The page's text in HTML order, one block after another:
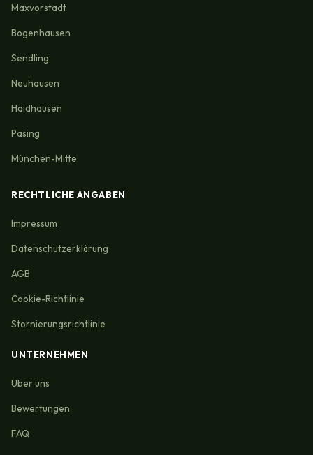
Maxvorstadt
Bogenhausen
Sendling
Neuhausen
Haidhausen
Pasing
München-Mitte
RECHTLICHE ANGABEN
Impressum
Datenschutzerklärung
AGB
Cookie-Richtlinie
Stornierungsrichtlinie
UNTERNEHMEN
Über uns
Bewertungen
FAQ